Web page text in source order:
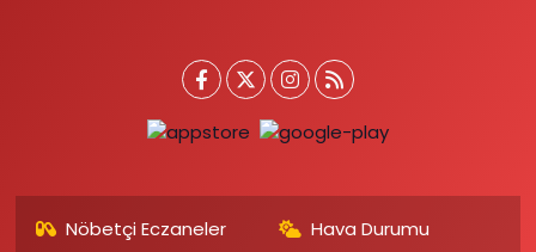
Nöbetçi Eczaneler
Hava Durumu